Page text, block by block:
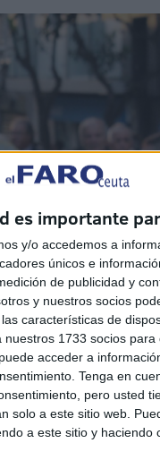
es importante
y/o accedemos a
únicos e
de publicidad y
y nuestros socios
características de
1733 socios
acceder a
Tenga en
pero usted
solo a este sitio web.
a este sitio y